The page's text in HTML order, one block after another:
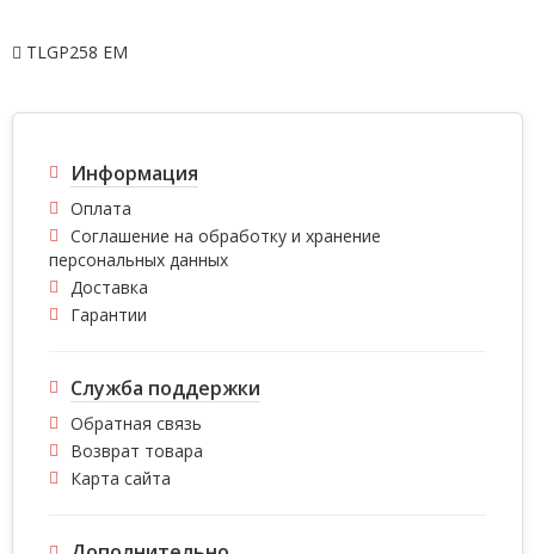
TLGP258 EM
Информация
Оплата
Соглашение на обработку и хранение
персональных данных
Доставка
Гарантии
Служба поддержки
Обратная связь
Возврат товара
Карта сайта